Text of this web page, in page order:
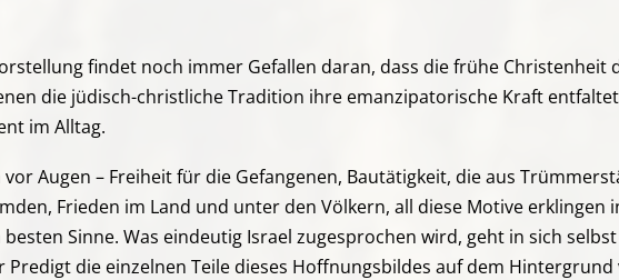
findet noch immer Gefallen daran, dass die frühe Christenheit
die jüdisch-christliche Tradition ihre emanzipatorische Kraft
im Alltag.
Augen – Freiheit für die Gefangenen, Bautätigkeit, die aus
Frieden im Land und unter den Völkern, all diese Motive erklingen
Sinne. Was eindeutig Israel zugesprochen wird, geht in sich
Predigt die einzelnen Teile dieses Hoffnungsbildes auf dem